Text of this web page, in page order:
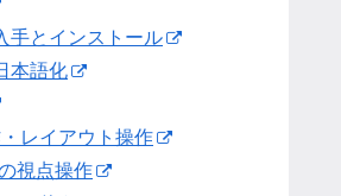
手とインストール
本語化
レイアウト操作
視点操作